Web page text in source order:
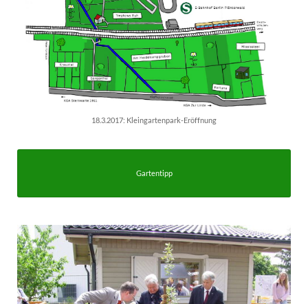
18.3.2017: Kleingartenpark-Eröffnung
Gartentipp